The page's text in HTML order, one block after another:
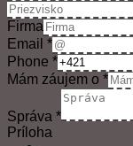
Firma
Email *
Phone *
Mám záujem o *
Správa *
Príloha